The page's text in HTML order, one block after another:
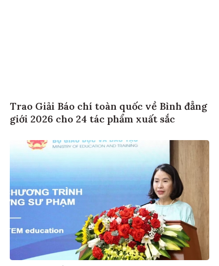
Trao Giải Báo chí toàn quốc về Bình đẳng
giới 2026 cho 24 tác phẩm xuất sắc